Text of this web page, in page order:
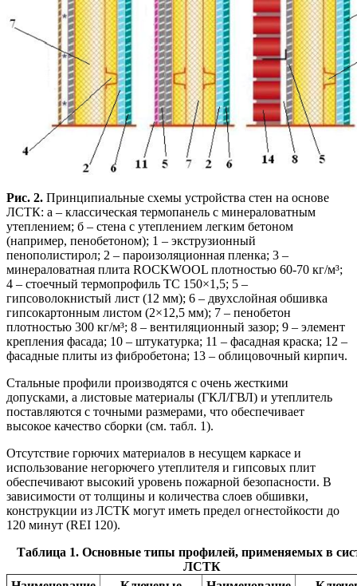
Рис. 2. Принципиальные схемы устройства стен на основе
ЛСТК: а – классическая термопанель с минераловатным
утеплением; б – стена с утеплением легким бетоном
(например, пенобетоном); 1 – экструзионный
пенополистирол; 2 – пароизоляционная пленка; 3 –
минераловатная плита ROCKWOOL плотностью 60-70 кг/м³;
4 – стоечный термопрофиль ТС 150×1,5; 5 –
гипсоволокнистый лист (12 мм); 6 – двухслойная обшивка
гипсокартонным листом (2×12,5 мм); 7 – пенобетон
плотностью 300 кг/м³; 8 – вентиляционный зазор; 9 – элемент
крепления фасада; 10 – штукатурка; 11 – фасадная краска; 12 –
фасадные плиты из фибробетона; 13 – облицовочный кирпич.
Стальные профили производятся с очень жесткими
допусками, а листовые материалы (ГКЛ/ГВЛ) и утеплитель
поставляются с точными размерами, что обеспечивает
высокое качество сборки (см. табл. 1).
Отсутствие горючих материалов в несущем каркасе и
использование негорючего утеплителя и гипсовых плит
обеспечивают высокий уровень пожарной безопасности. В
зависимости от толщины и количества слоев обшивки,
конструкции из ЛСТК могут иметь предел огнестойкости до
120 минут (REI 120).
Таблица 1. Основные типы профилей, применяемых в
ЛСТК